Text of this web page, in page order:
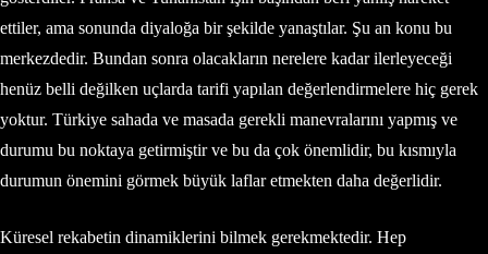
ettiler, ama sonunda diyaloğa bir şekilde yanaştılar. Şu an konu bu
merkezdedir. Bundan sonra olacakların nerelere kadar ilerleyeceği
henüz belli değilken uçlarda tarifi yapılan değerlendirmelere hiç gerek
yoktur. Türkiye sahada ve masada gerekli manevralarını yapmış ve
durumu bu noktaya getirmiştir ve bu da çok önemlidir, bu kısmıyla
durumun önemini görmek büyük laflar etmekten daha değerlidir.
Küresel rekabetin dinamiklerini bilmek gerekmektedir. Hep